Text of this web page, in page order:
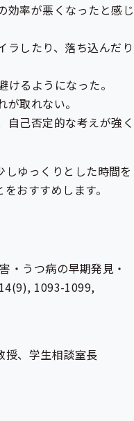
効率が悪くなったと感じ
ラしたり、落ち込んだり
るようになった。
取れない。
自己否定的な考えが強く
ゆっくりとした時間を
おすすめします。
・うつ病の早期発見・
1093-1099,
授、学生相談室長